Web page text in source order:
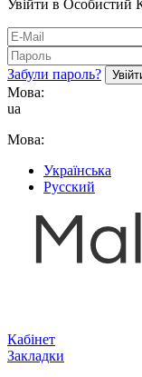
Увійти в Особистий
Забули пароль?
Мова:
ua
Мова:
Українська
Русский
Кабінет
Закладки